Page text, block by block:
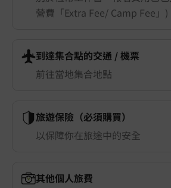
營費「Extra Fee/ Camp Fee」)
到達集合點的交通 ​/ 機票
前往當地集合地點
旅遊保險（必須購買）
以保障你在旅途中的安全
其他個人旅費